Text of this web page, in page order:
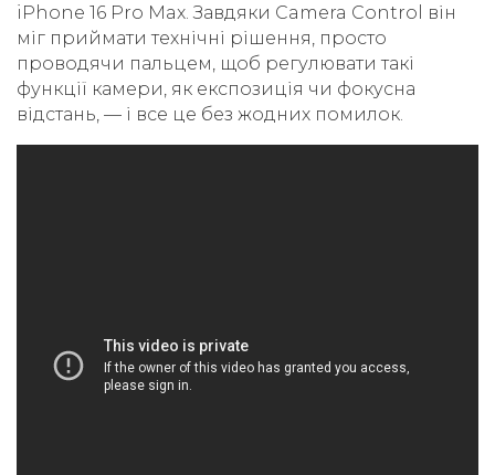
iPhone 16 Pro Max. Завдяки Camera Control він
міг приймати технічні рішення, просто
проводячи пальцем, щоб регулювати такі
функції камери, як експозиція чи фокусна
відстань, — і все це без жодних помилок.